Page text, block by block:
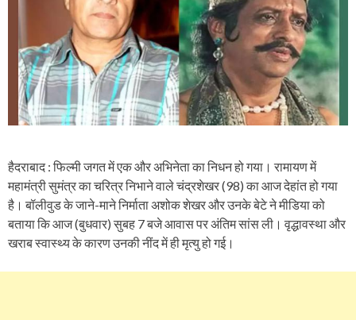
हैदराबाद : फिल्मी जगत में एक और अभिनेता का निधन हो गया। रामायण में
महामंत्री सुमंत्र का चरित्र निभाने वाले चंद्रशेखर (98) का आज देहांत हो गया
है। बॉलीवुड के जाने-माने निर्माता अशोक शेखर और उनके बेटे ने मीडिया को
बताया कि आज (बुधवार) सुबह 7 बजे आवास पर अंतिम सांस ली। वृद्धावस्था और
खराब स्वास्थ्य के कारण उनकी नींद में ही मृत्यु हो गई।